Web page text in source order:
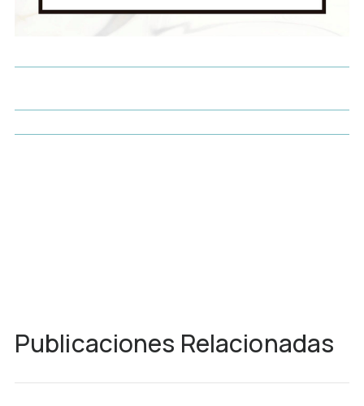
Publicaciones Relacionadas